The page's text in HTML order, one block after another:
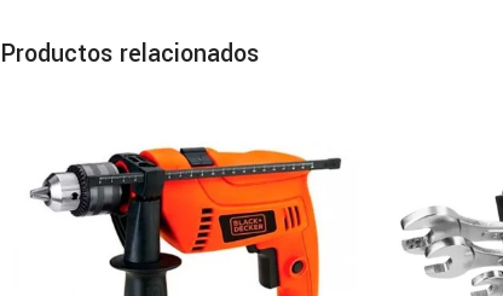
Productos relacionados